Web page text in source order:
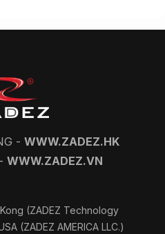
- WWW.ZADEZ.HK
WWW.ZADEZ.VN
(ZADEZ Technology
(ZADEZ AMERICA LLC.)